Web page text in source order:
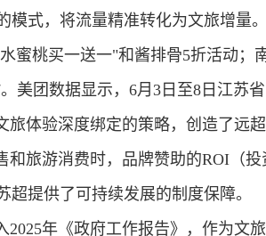
模式，将流量精准转化为文旅增量
蜜桃买一送一"和酱排骨5折活动
美团数据显示，6月3日至8日江苏
旅体验深度绑定的策略，创造了远
旅游消费时，品牌赞助的ROI（投
超提供了可持续发展的制度保障。
2025年《政府工作报告》，作为文